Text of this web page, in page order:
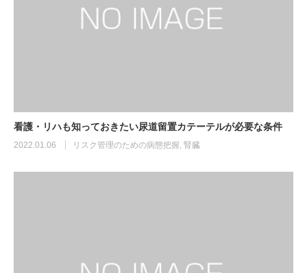
看護・リハも知っておきたい尿道留置カテーテルが必要な条件
2022.01.06 リスク管理のための病態把握, 腎臓